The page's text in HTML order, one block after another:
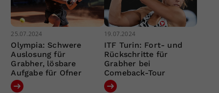
25.07.2024
Olympia: Schwere
Auslosung für
Grabher, lösbare
Aufgabe für Ofner
19.07.2024
ITF Turin: Fort- und
Rückschritte für
Grabher bei
Comeback-Tour